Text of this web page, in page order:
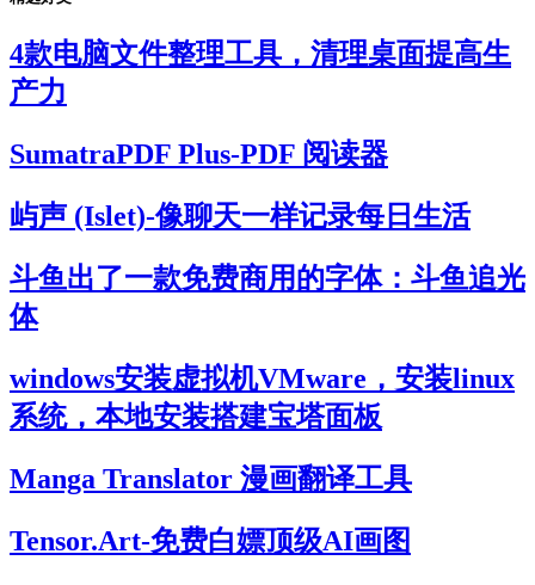
4款电脑文件整理工具，清理桌面提高生
产力
SumatraPDF Plus-PDF 阅读器
屿声 (Islet)-像聊天一样记录每日生活
斗鱼出了一款免费商用的字体：斗鱼追光
体
windows安装虚拟机VMware，安装linux
系统，本地安装搭建宝塔面板
Manga Translator 漫画翻译工具
Tensor.Art-免费白嫖顶级AI画图